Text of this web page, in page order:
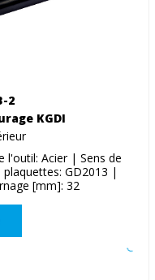
2
KGDI
l'outil: Acier | Sens de
GD2013 |
[mm]: 32